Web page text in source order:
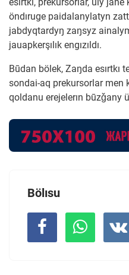
öndıruge paidalanylatyn
jabdyqtardyŋ zaŋsyz
jauapkerşılık engızıldı.
Būdan bölek, Zaŋda esırtkı
sondai-aq prekursorlar men
qoldanu erejelerın būzǧany
Bölısu